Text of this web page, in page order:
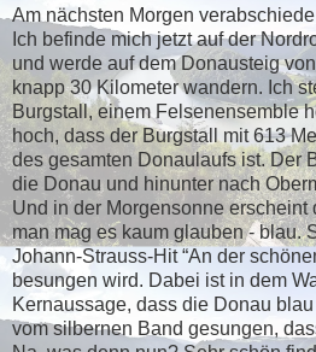
Am nächsten Morgen
Ich befinde mich jetzt auf der
und werde auf dem Donausteig
knapp 30 Kilometer wandern. Ich
Burgstall, einem Felsenensemble
hoch, dass der Burgstall mit 613
des gesamten Donaulaufs ist. Der
die Donau und hinunter nach
Und in der Morgensonne
man mag es kaum glauben - blau.
Johann-Strauss-Hit “An der
besungen wird. Dabei ist in dem
Kernaussage, dass die Donau
vom silbernen Band gesungen,